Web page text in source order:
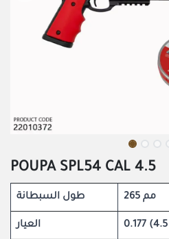
POUPA SPL54 CAL 4.5
طول السبطانة 265 مم
العيار